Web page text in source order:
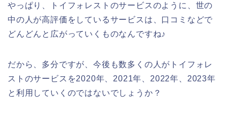
やっぱり、トイフォレストのサービスのように、世の
中の人が高評価をしているサービスは、口コミなどで
どんどんと広がっていくものなんですね♪
だから、多分ですが、今後も数多くの人がトイフォレ
ストのサービスを2020年、2021年、2022年、2023年
と利用していくのではないでしょうか？